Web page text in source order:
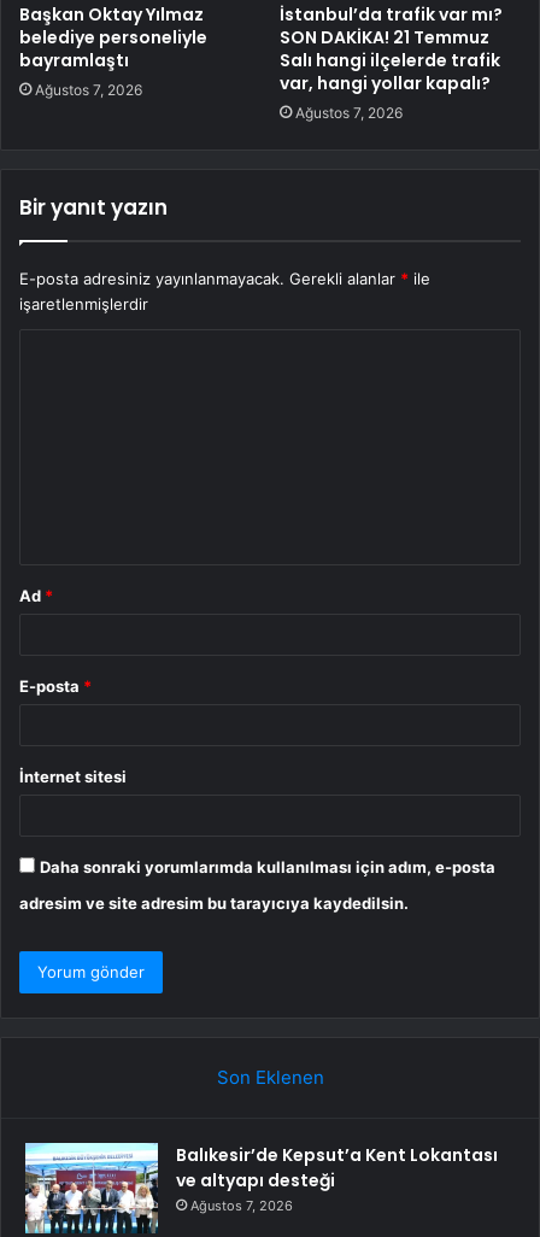
Başkan Oktay Yılmaz
belediye personeliyle
bayramlaştı
Ağustos 7, 2026
İstanbul’da trafik var mı?
SON DAKİKA! 21 Temmuz
Salı hangi ilçelerde trafik
var, hangi yollar kapalı?
Ağustos 7, 2026
Bir yanıt yazın
E-posta adresiniz yayınlanmayacak. Gerekli alanlar * ile
işaretlenmişlerdir
Ad *
E-posta *
İnternet sitesi
Daha sonraki yorumlarımda kullanılması için adım, e-posta
adresim ve site adresim bu tarayıcıya kaydedilsin.
Son Eklenen
Balıkesir’de Kepsut’a Kent Lokantası
ve altyapı desteği
Ağustos 7, 2026